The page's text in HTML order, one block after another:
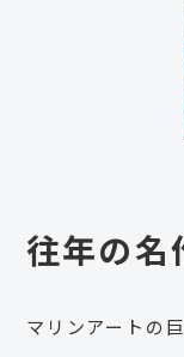
往年の名
マリンアートの